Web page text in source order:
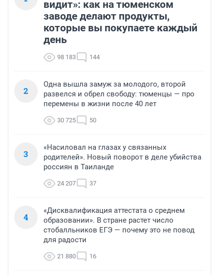
видит»: как на тюменском
заводе делают продукты,
которые вы покупаете каждый
день
98 183 144
2
Одна вышла замуж за молодого, второй
развелся и обрел свободу: тюменцы — про
перемены в жизни после 40 лет
30 725 50
3
«Насиловал на глазах у связанных
родителей». Новый поворот в деле убийства
россиян в Таиланде
24 207 37
4
«Дисквалификация аттестата о среднем
образовании». В стране растет число
стобалльников ЕГЭ — почему это не повод
для радости
21 880 16